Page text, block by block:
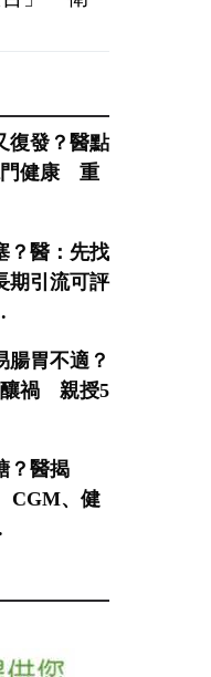
復發？醫點
門健康 重
？醫：先找
引流可評
腸胃不適？
釀禍 親授5
？醫揭
CGM、健